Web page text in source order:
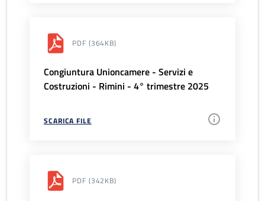
PDF (364KB)
Congiuntura Unioncamere - Servizi e
Costruzioni - Rimini - 4° trimestre 2025
SCARICA FILE
PDF (342KB)